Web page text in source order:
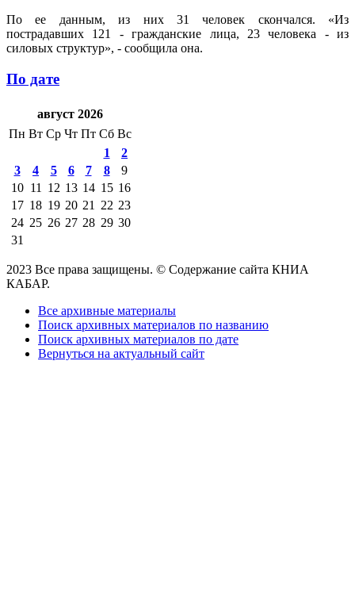
По ее данным, из них 31 человек скончался. «Из
пострадавших 121 - гражданские лица, 23 человека - из
силовых структур», - сообщила она.
По дате
август 2026
Пн Вт Ср Чт Пт Сб Вс
1
2
3
4 5 6 7 8
9
10 11 12 13 14 15 16
17 18 19 20 21 22 23
24 25 26 27 28 29 30
31
2023 Все права защищены. © Содержание сайта КНИА
КАБАР.
Все архивные материалы
Поиск архивных материалов по названию
Поиск архивных материалов по дате
Вернуться на актуальный сайт